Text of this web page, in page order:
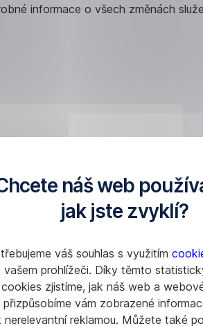
náš web
jak jste zvyklí?
váš souhlas s využitím
vašem prohlížeči. Díky těmto
cookies zjistíme, jak náš web a
vám zobrazené
reklamou. Můžete také
informace o všech změnách
1. 6. 2024
příslušné dokumenty
informací